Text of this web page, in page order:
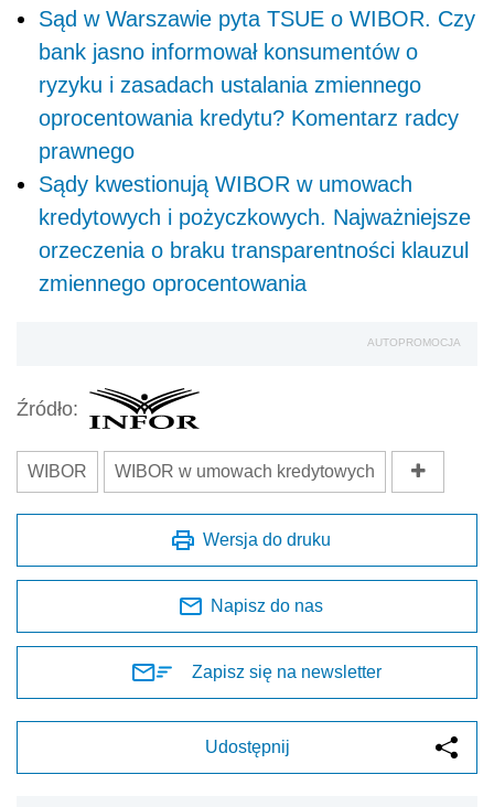
Sąd w Warszawie pyta TSUE o WIBOR. Czy
bank jasno informował konsumentów o
ryzyku i zasadach ustalania zmiennego
oprocentowania kredytu? Komentarz radcy
prawnego
Sądy kwestionują WIBOR w umowach
kredytowych i pożyczkowych. Najważniejsze
orzeczenia o braku transparentności klauzul
zmiennego oprocentowania
AUTOPROMOCJA
Źródło:
WIBOR WIBOR w umowach kredytowych
Wersja do druku
Napisz do nas
Zapisz się na newsletter
Udostępnij